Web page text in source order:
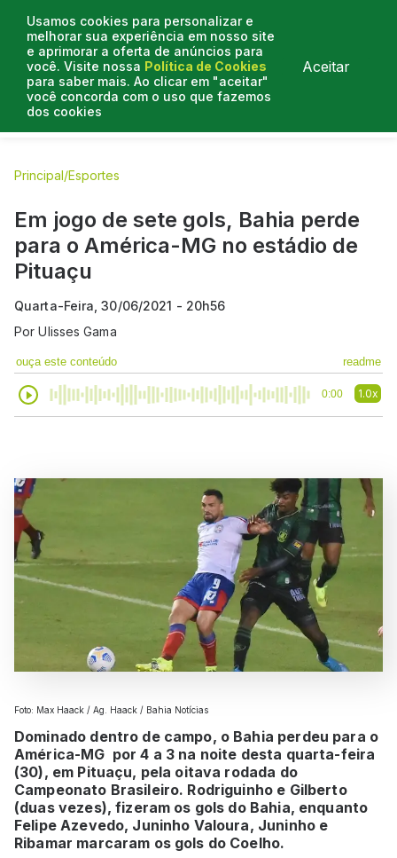
Usamos cookies para personalizar e
melhorar sua experiência em nosso site
e aprimorar a oferta de anúncios para
você. Visite nossa Política de Cookies
para saber mais. Ao clicar em "aceitar"
você concorda com o uso que fazemos
dos cookies
Aceitar
E.C Bahia
Principal/Esportes
Em jogo de sete gols, Bahia perde
para o América-MG no estádio de
Pituaçu
Quarta-Feira, 30/06/2021 - 20h56
PorUlisses Gama
ouça este conteúdo readme
0:00 1.0x
Foto: Max Haack / Ag. Haack / Bahia Notícias
Dominado dentro de campo, o Bahia perdeu para o
América-MG por 4 a 3 na noite desta quarta-feira
(30), em Pituaçu, pela oitava rodada do
Campeonato Brasileiro. Rodriguinho e Gilberto
(duas vezes), fizeram os gols do Bahia, enquanto
Felipe Azevedo, Juninho Valoura, Juninho e
Ribamar marcaram os gols do Coelho.